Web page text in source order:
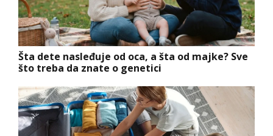
Šta dete nasleđuje od oca, a šta od majke? Sve
što treba da znate o genetici